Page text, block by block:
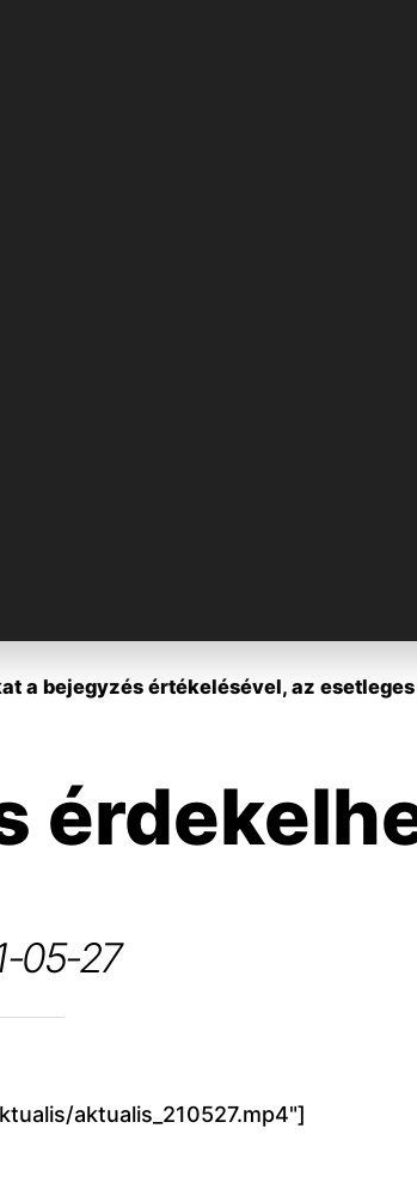
a bejegyzés értékelésével, az
05-27
aktualis_210527.mp4"]